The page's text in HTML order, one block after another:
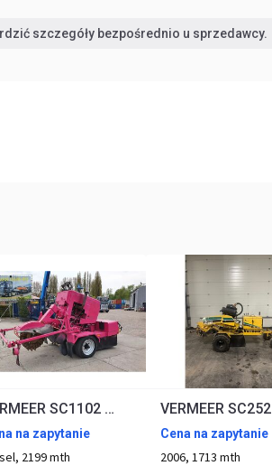
szczegóły bezpośrednio u sprzedawcy.
VERMEER SC1102 stronkenfrees/stobbenfrees
na zapytanie
2199 mth
VERMEER SC252
Cena na zapytanie
2006, 1713 mth